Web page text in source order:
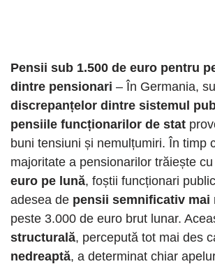
Pensii sub 1.500 de euro pentru
dintre pensionari – În Germania,
discrepanțelor dintre sistemul
pensiile funcționarilor de stat
buni tensiuni și nemulțumiri. În timp
majoritate a pensionarilor trăiește cu
euro pe lună, foștii funcționari
adesea de pensii semnificativ mai
peste 3.000 de euro brut lunar.
structurală, percepută tot mai des
nedreaptă, a determinat chiar